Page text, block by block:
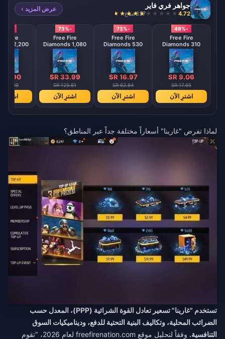
جواهر فري فاير
4.72 837 مباع
عرض المزيد ›
-49%
Free Fire
Diamonds 310
Diamonds
SR 9.06
SR 17.65
اشترِ الآن
-73%
Free Fire
Diamonds 530
Diamonds
【Middle East
region optional】
SR 16.97
SR 62.84
اشترِ الآن
-73%
Free Fire
Diamonds 1,080
Diamonds
【Middle East
region optional】
SR 33.99
SR 125.81
اشترِ الآن
Fire
2,200
East
optional】
67.90
251.49
اشترِ
لماذا تفرض "غارينا" أسعاراً مختلفة جداً عبر المناطق؟
تستخدم "غارينا" تسعير تعادل القوة الشرائية (PPP)، المعدل حسب
الضرائب المحلية، وتكاليف البنية التحتية للدفع، وديناميكيات السوق
التنافسية.
وفقاً لتحليل موقع freefirenation.com لعام 2026، "تقوم